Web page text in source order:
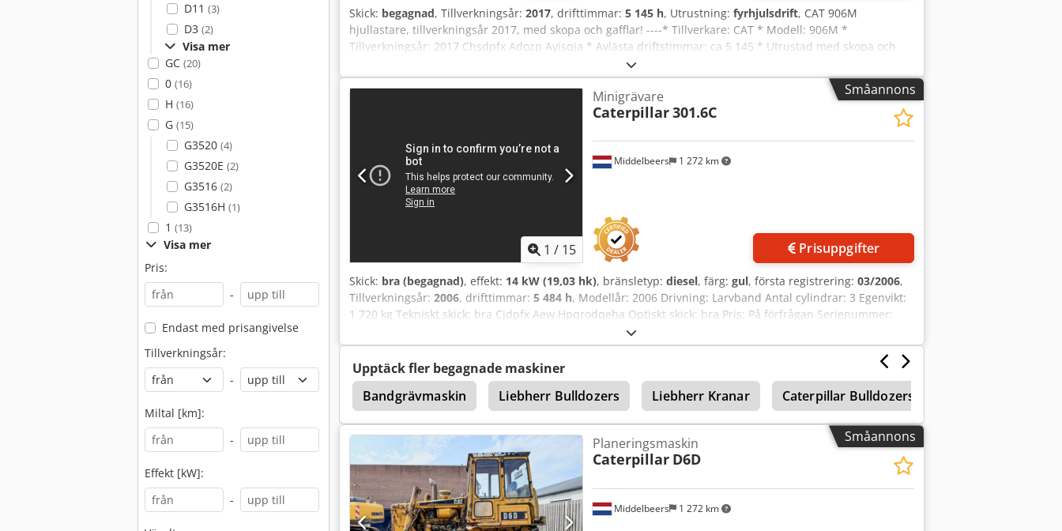
D11 (3)
D3 (2)
Visa mer
GC (20)
0 (16)
H (16)
G (15)
G3520 (4)
G3520E (2)
G3516 (2)
G3516H (1)
1 (13)
Visa mer
Pris:
-
Endast med prisangivelse
Tillverkningsår:
-
Miltal [km]:
-
Effekt [kW]:
-
Skick: begagnad, Tillverkningsår: 2017, drifttimmar: 5 145 h, Utrustning: fyrhjulsdrift, CAT 906M
hjullastare, tillverkningsår 2017, med skopa och gafflar! ----* Tillverkare: CAT * Modell: 906M *
Tillverkningsår: 2017 Chsdpfx Adozp Ayisqja * Avlästa driftstimmar: ca 5 145 * Utrustad med skopa och
gafflar * Tysk maskin, första ägaren * Hydrauliskt snabbfäste * CE-deklaration och datablad finns
tillgängliga * Fler foton och video kan skickas på begäran (kontakta Erik via WhatsApp) * Pris: 26 900 euro,
exklusive moms + 19 % moms ----För ytterligare frågor, vänligen ring: Erik Kortum: WhatsApp ?All
information är utan garanti och med reservation för fel och eventuell försäljning till annan.
Småannons
1 / 15
Middelbeers 1 272 km
Minigrävare
Caterpillar301.6C
Prisuppgifter
Skick: bra (begagnad), effekt: 14 kW (19,03 hk), bränsletyp: diesel, färg: gul, första registrering: 03/2006,
Tillverkningsår: 2006, drifttimmar: 5 484 h, Modellår: 2006 Drivning: Larvband Antal cylindrar: 3 Egenvikt:
1 720 kg Tekniskt skick: bra Cjdpfx Aew Hpqrodqeha Optiskt skick: bra Pris: På förfrågan Serienummer:
JBB00645 Kontakta Ernst van Hek för mer information.
Upptäck fler begagnade maskiner
Bandgrävmaskin
Liebherr Bulldozers Liebherr Kranar Caterpillar Bulldozers
Caterpillar Bulldozers Caterpillar Grader
Småannons
Middelbeers 1 272 km
Planeringsmaskin
Caterpillar D6D